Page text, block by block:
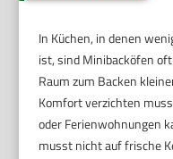
In Küchen, in denen
ist, sind Minibacköfen
Raum zum Backen
Komfort verzichten
oder Ferienwohnungen
musst nicht auf frische